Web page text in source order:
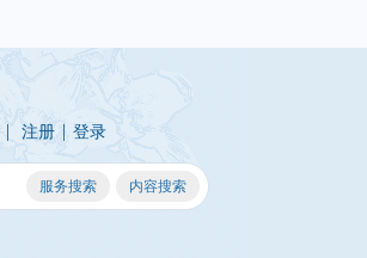
| 注册 | 登录